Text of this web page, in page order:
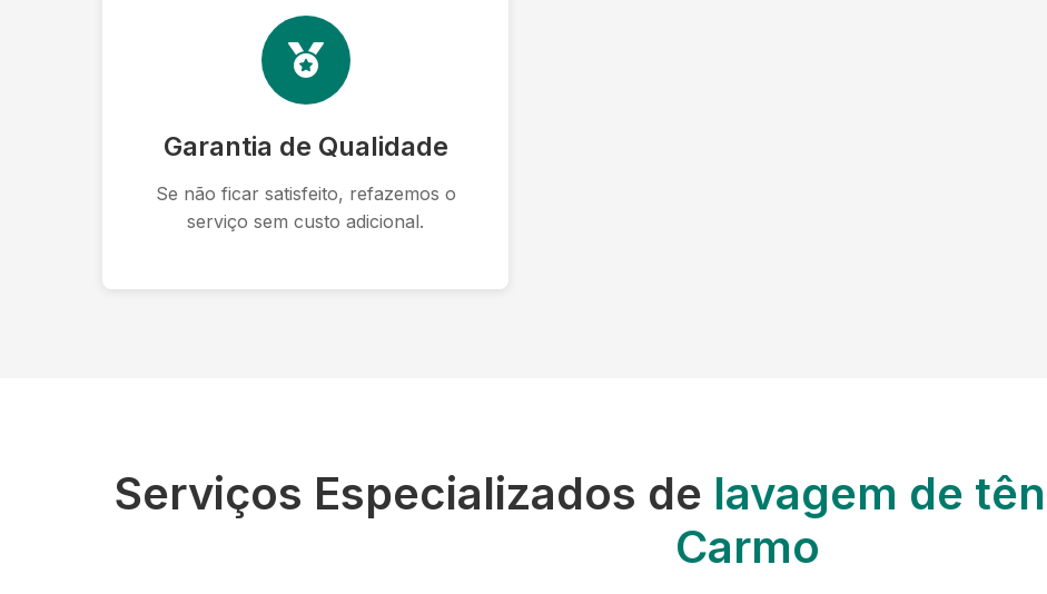
Garantia de Qualidade
Se não ficar satisfeito, refazemos o
serviço sem custo adicional.
Serviços Especializados de lavagem de
Carmo